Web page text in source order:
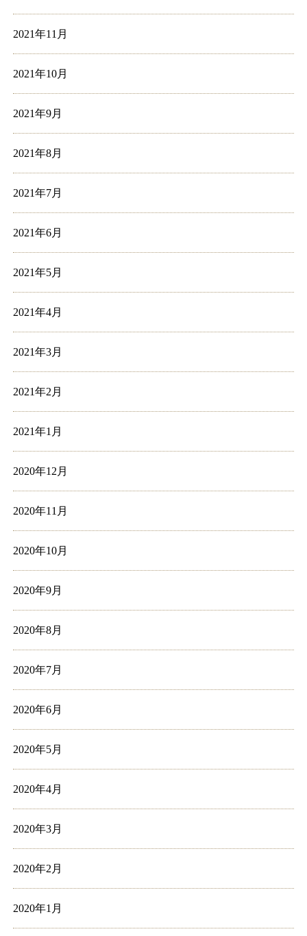
2021年11月
2021年10月
2021年9月
2021年8月
2021年7月
2021年6月
2021年5月
2021年4月
2021年3月
2021年2月
2021年1月
2020年12月
2020年11月
2020年10月
2020年9月
2020年8月
2020年7月
2020年6月
2020年5月
2020年4月
2020年3月
2020年2月
2020年1月